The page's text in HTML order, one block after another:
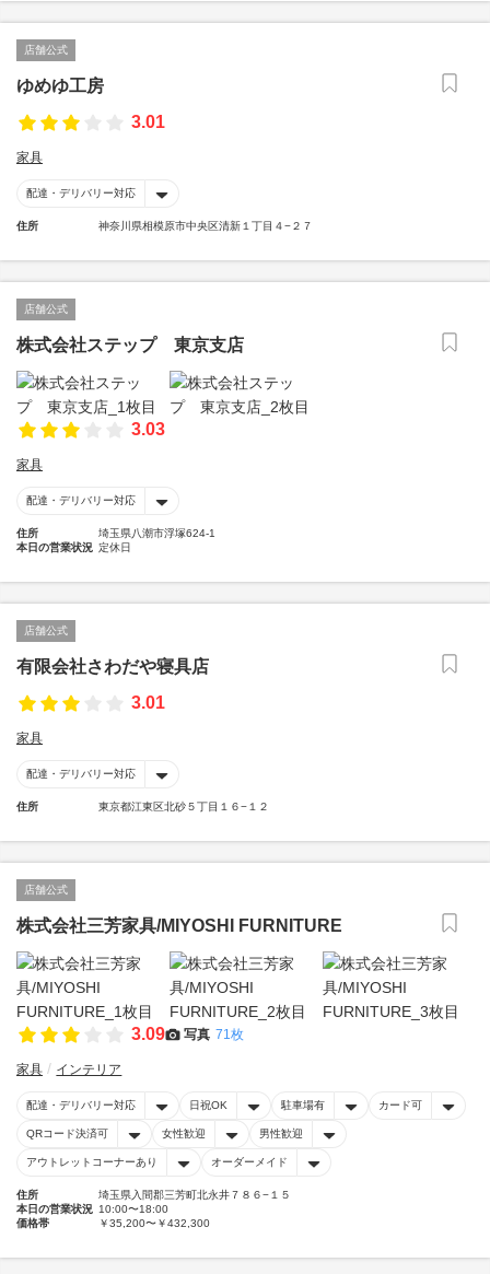
店舗公式
ゆめゆ工房
3.01
家具
配達・デリバリー対応
住所 神奈川県相模原市中央区清新１丁目４−２７
店舗公式
株式会社ステップ 東京支店
3.03
家具
配達・デリバリー対応
住所
埼玉県八潮市浮塚624-1
本日の営業状況 定休日
店舗公式
有限会社さわだや寝具店
3.01
家具
配達・デリバリー対応
住所 東京都江東区北砂５丁目１６−１２
店舗公式
株式会社三芳家具/MIYOSHI FURNITURE
3.09 写真 71枚
家具 インテリア
配達・デリバリー対応 日祝OK 駐車場有 カード可
QRコード決済可 女性歓迎 男性歓迎
アウトレットコーナーあり オーダーメイド
住所
埼玉県入間郡三芳町北永井７８６−１５
本日の営業状況 10:00〜18:00
価格帯
￥35,200〜￥432,300